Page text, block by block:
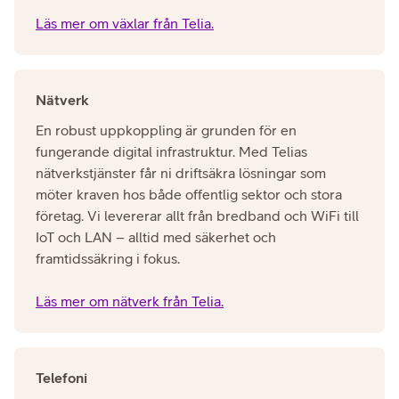
Läs mer om växlar från Telia.
Nätverk
En robust uppkoppling är grunden för en
fungerande digital infrastruktur. Med Telias
nätverkstjänster får ni driftsäkra lösningar som
möter kraven hos både offentlig sektor och stora
företag. Vi levererar allt från bredband och WiFi till
IoT och LAN – alltid med säkerhet och
framtidssäkring i fokus.
Läs mer om nätverk från Telia.
Telefoni